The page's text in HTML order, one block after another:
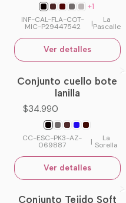
Un chaleco versátil,
completar tus
+1
INF-CAL-FLA-COT-
MIC-P29447542 | La
Pascalle
Ver detalles
No disponible
Conjunto cuello bote
lanilla
$34.990
CC-ESC-PK3-AZ-
069887 | La
Sorella
Ver detalles
Conjunto Tejido Soft